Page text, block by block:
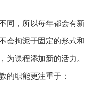
同，所以每年都会有新
会拘泥于固定的形式和
为课程添加新的活力。
的职能更注重于：